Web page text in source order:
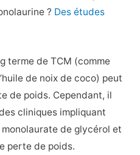
? Des études
terme de TCM (comme
de noix de coco) peut
de poids. Cependant, il
cliniques impliquant
de glycérol et
perte de poids.